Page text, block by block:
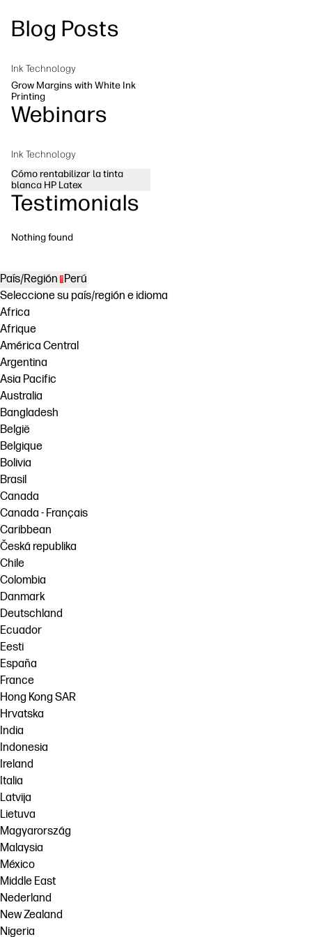
Síguenos
Soluciones de flujo de trabajo
Blog Posts
Ink Technology
Grow Margins with White Ink
Printing
Webinars
Ink Technology
Cómo rentabilizar la tinta
blanca HP Latex
Testimonials
Nothing found
País/Región Perú
Seleccione su país/región e idioma
Africa
Afrique
América Central
Argentina
Asia Pacific
Australia
Bangladesh
België
Belgique
Bolivia
Brasil
Canada
Canada - Français
Caribbean
Česká republika
Chile
Colombia
Danmark
Deutschland
Ecuador
Eesti
España
France
Hong Kong SAR
Hrvatska
India
Indonesia
Ireland
Italia
Latvija
Lietuva
Magyarország
Malaysia
México
Middle East
Nederland
New Zealand
Nigeria